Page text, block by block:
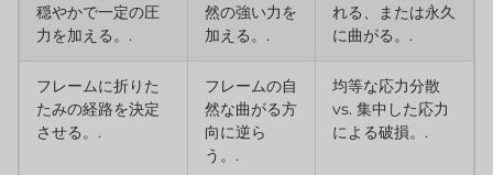
穏やかで一定の圧
力を加える。.
然の強い力を
加える。.
れる、または永久
に曲がる。.
フレームに折りた
たみの経路を決定
させる。.
フレームの自
然な曲がる方
向に逆ら
う。.
均等な応力分散
vs. 集中した応力
による破損。.